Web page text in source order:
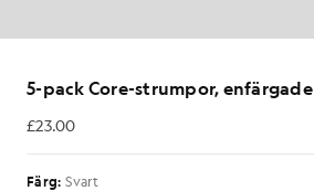
5-pack Core-strumpor, enfärgade
£23.00
£23.00
Färg: Svart